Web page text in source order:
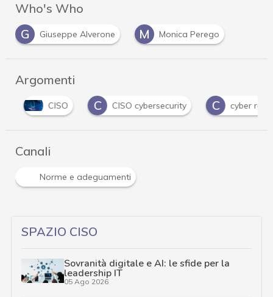
Who's Who
G
Giuseppe Alverone M Monica Perego
Argomenti
CISO C CISO cybersecurity C cyber
Canali
Norme e adeguamenti
SPAZIO CISO
Sovranità digitale e AI: le sfide per la
leadership IT
05 Ago 2026